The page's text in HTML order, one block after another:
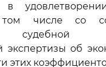
в
том числе со
судебной
экспертизы об
этих